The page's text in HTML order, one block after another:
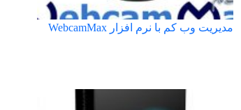
مدیریت وب کم با نرم افزار WebcamMax